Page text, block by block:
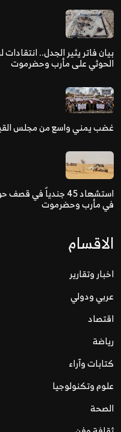
بيان فاتر يثير الجدل..
الحوثي على مأرب وحضرموت
غضب يمني واسع من مجلس
استشهاد 45 جندياً
في مأرب وحضرموت
الاقسام
اخبار وتقارير
عربي ودولي
اقتصاد
رياضة
كتابات وآراء
علوم وتكنولوجيا
الصحة